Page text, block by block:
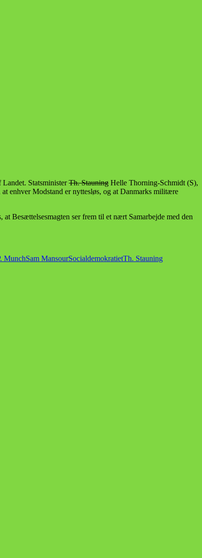
StatsministerTh. Stauning Helle Thorning-Schmidt (S),
enhver Modstand er nyttesløs, og at Danmarks militære
at Besættelsesmagten ser frem til et nært Samarbejde med den
MunchSam MansourSocialdemokratietTh. Stauning